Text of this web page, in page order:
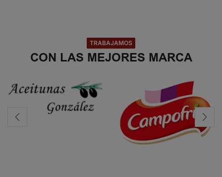
TRABAJAMOS
CON LAS MEJORES MARCA